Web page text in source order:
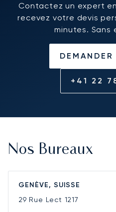
Contactez un expert
recevez votre devis
minutes. Sans
+41 22
Nos Bureaux
GENÈVE, SUISSE
29 Rue Lect 1217